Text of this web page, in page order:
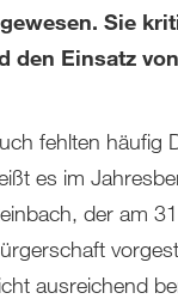
Sie
den Einsatz
fehlten häufig
es im
der am
ausreichend